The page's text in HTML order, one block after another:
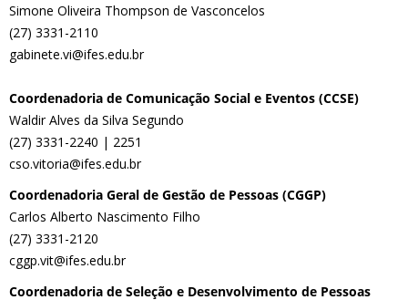
Simone Oliveira Thompson de Vasconcelos
(27) 3331-2110
gabinete.vi@ifes.edu.br
Coordenadoria de Comunicação Social e Eventos (CCSE)
Waldir Alves da Silva Segundo
(27) 3331-2240 | 2251
cso.vitoria@ifes.edu.br
Coordenadoria Geral de Gestão de Pessoas (CGGP)
Carlos Alberto Nascimento Filho
(27) 3331-2120
cggp.vit@ifes.edu.br
Coordenadoria de Seleção e Desenvolvimento de Pessoas